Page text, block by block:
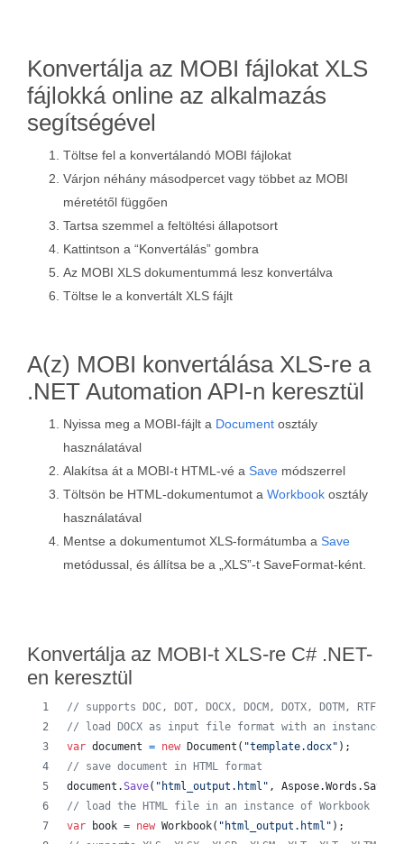
Konvertálja az MOBI fájlokat XLS
fájlokká online az alkalmazás
segítségével
Töltse fel a konvertálandó MOBI fájlokat
Várjon néhány másodpercet vagy többet az MOBI
méretétől függően
Tartsa szemmel a feltöltési állapotsort
Kattintson a “Konvertálás” gombra
Az MOBI XLS dokumentummá lesz konvertálva
Töltse le a konvertált XLS fájlt
A(z) MOBI konvertálása XLS-re a
.NET Automation API-n keresztül
Nyissa meg a MOBI-fájlt a Document osztály
használatával
Alakítsa át a MOBI-t HTML-vé a Save módszerrel
Töltsön be HTML-dokumentumot a Workbook osztály
használatával
Mentse a dokumentumot XLS-formátumba a Save
metódussal, és állítsa be a „XLS”-t SaveFormat-ként.
Konvertálja az MOBI-t XLS-re C# .NET-
en keresztül
// supports DOC, DOT, DOCX, DOCM, DOTX, DOTM, RTF,
// load DOCX as input file format with an instance of
var document = new Document ( "template.docx" ) ;
// save document in HTML format
document .Save( "html_output.html" , Aspose.Words .
// load the HTML file in an instance of Workbook
var
book = new Workbook( "html_output.html" ) ;